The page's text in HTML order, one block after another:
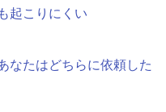
起こりにくい
なたはどちらに依頼した